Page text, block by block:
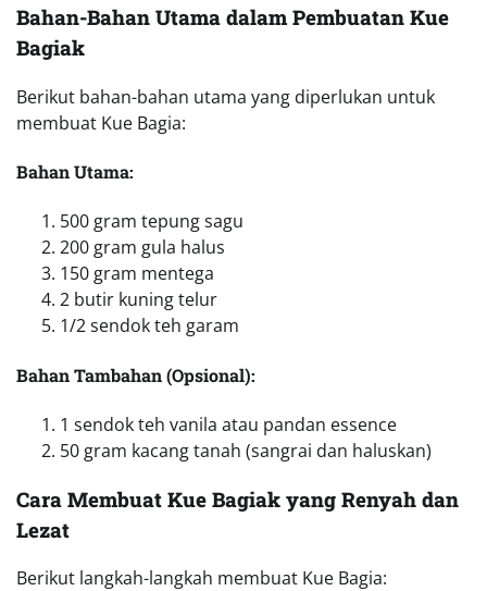
1 sendok teh vanila atau pandan essence
50 gram kacang tanah (sangrai dan haluskan)
Cara Membuat Kue Bagiak yang Renyah dan
Lezat
Berikut langkah-langkah membuat Kue Bagia:
Menyiapkan Adonan
Ayak tepung sagu dan gula halus untuk
memastikan tidak ada gumpalan.
Campurkan tepung sagu, gula halus, garam, dan
Masukkan kuning telur ke dalam campuran
Jika diinginkan, tambahkan vanila atau pandan
essence untuk aroma yang lebih harum.
3.Membentuk Kue